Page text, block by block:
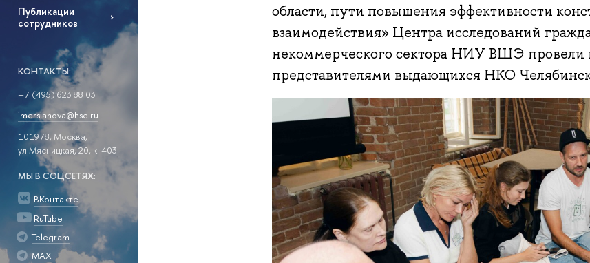
Публикации
сотрудников
КОНТАКТЫ:
+7 (495) 623 88 03
imersianova@hse.ru
101978, Москва,
ул.Мясницкая, 20, к. 403
МЫ В СОЦСЕТЯХ:
ВКонтакте
RuTube
Telegram
MAX
области, пути повышения эффективности
взаимодействия» Центра исследований
некоммерческого сектора НИУ ВШЭ провели
представителями выдающихся НКО